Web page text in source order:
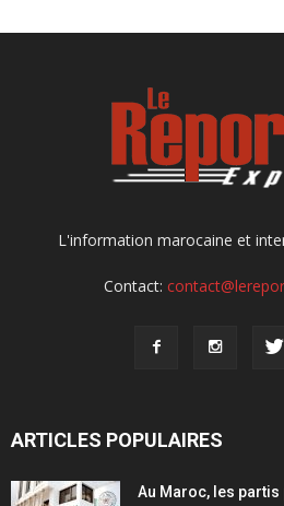
L'information marocaine et
Contact:
ARTICLES POPULAIRES
Au Maroc, les